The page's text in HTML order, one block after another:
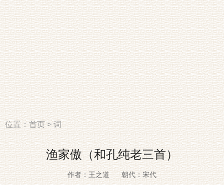
位置：首页>词
渔家傲（和孔纯老三首）
作者：王之道 朝代：宋代